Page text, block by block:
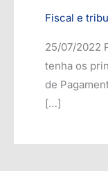
Fiscal e
25/07/2022
tenha os
de
[…]